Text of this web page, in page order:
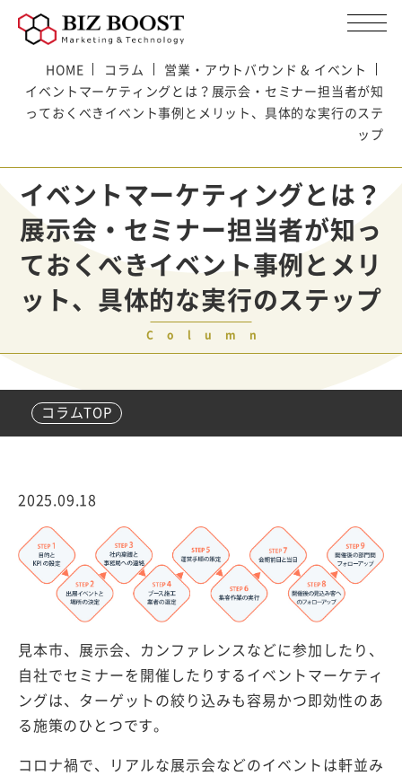
HOME コラム
営業・アウトバウンド & イベント
イベントマーケティングとは？展示会・セミナー担当者が知
っておくべきイベント事例とメリット、具体的な実行のステ
ップ
イベントマーケティングとは？
展示会・セミナー担当者が知っ
ておくべきイベント事例とメリ
ット、具体的な実行のステップ
Column
コラムTOP
2025.09.18
見本市、展示会、カンファレンスなどに参加したり、
自社でセミナーを開催したりするイベントマーケティ
ングは、ターゲットの絞り込みも容易かつ即効性のあ
る施策のひとつです。
コロナ禍で、リアルな展示会などのイベントは軒並み